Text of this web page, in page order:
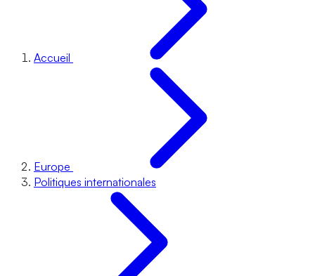
Accueil
Europe
Politiques internationales